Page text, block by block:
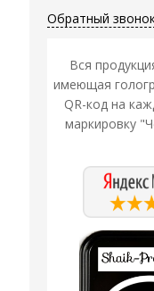
Обратный
Вся
имеющая
QR-код на
маркировку